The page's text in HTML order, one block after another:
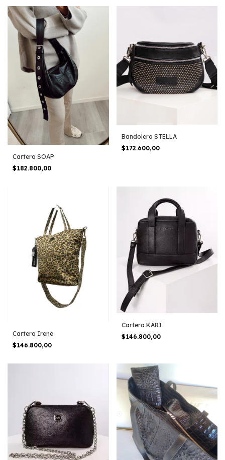
Cartera SOAP
$182.800,00
Bandolera STELLA
$172.600,00
Cartera Irene
$146.800,00
Cartera KARI
$146.800,00